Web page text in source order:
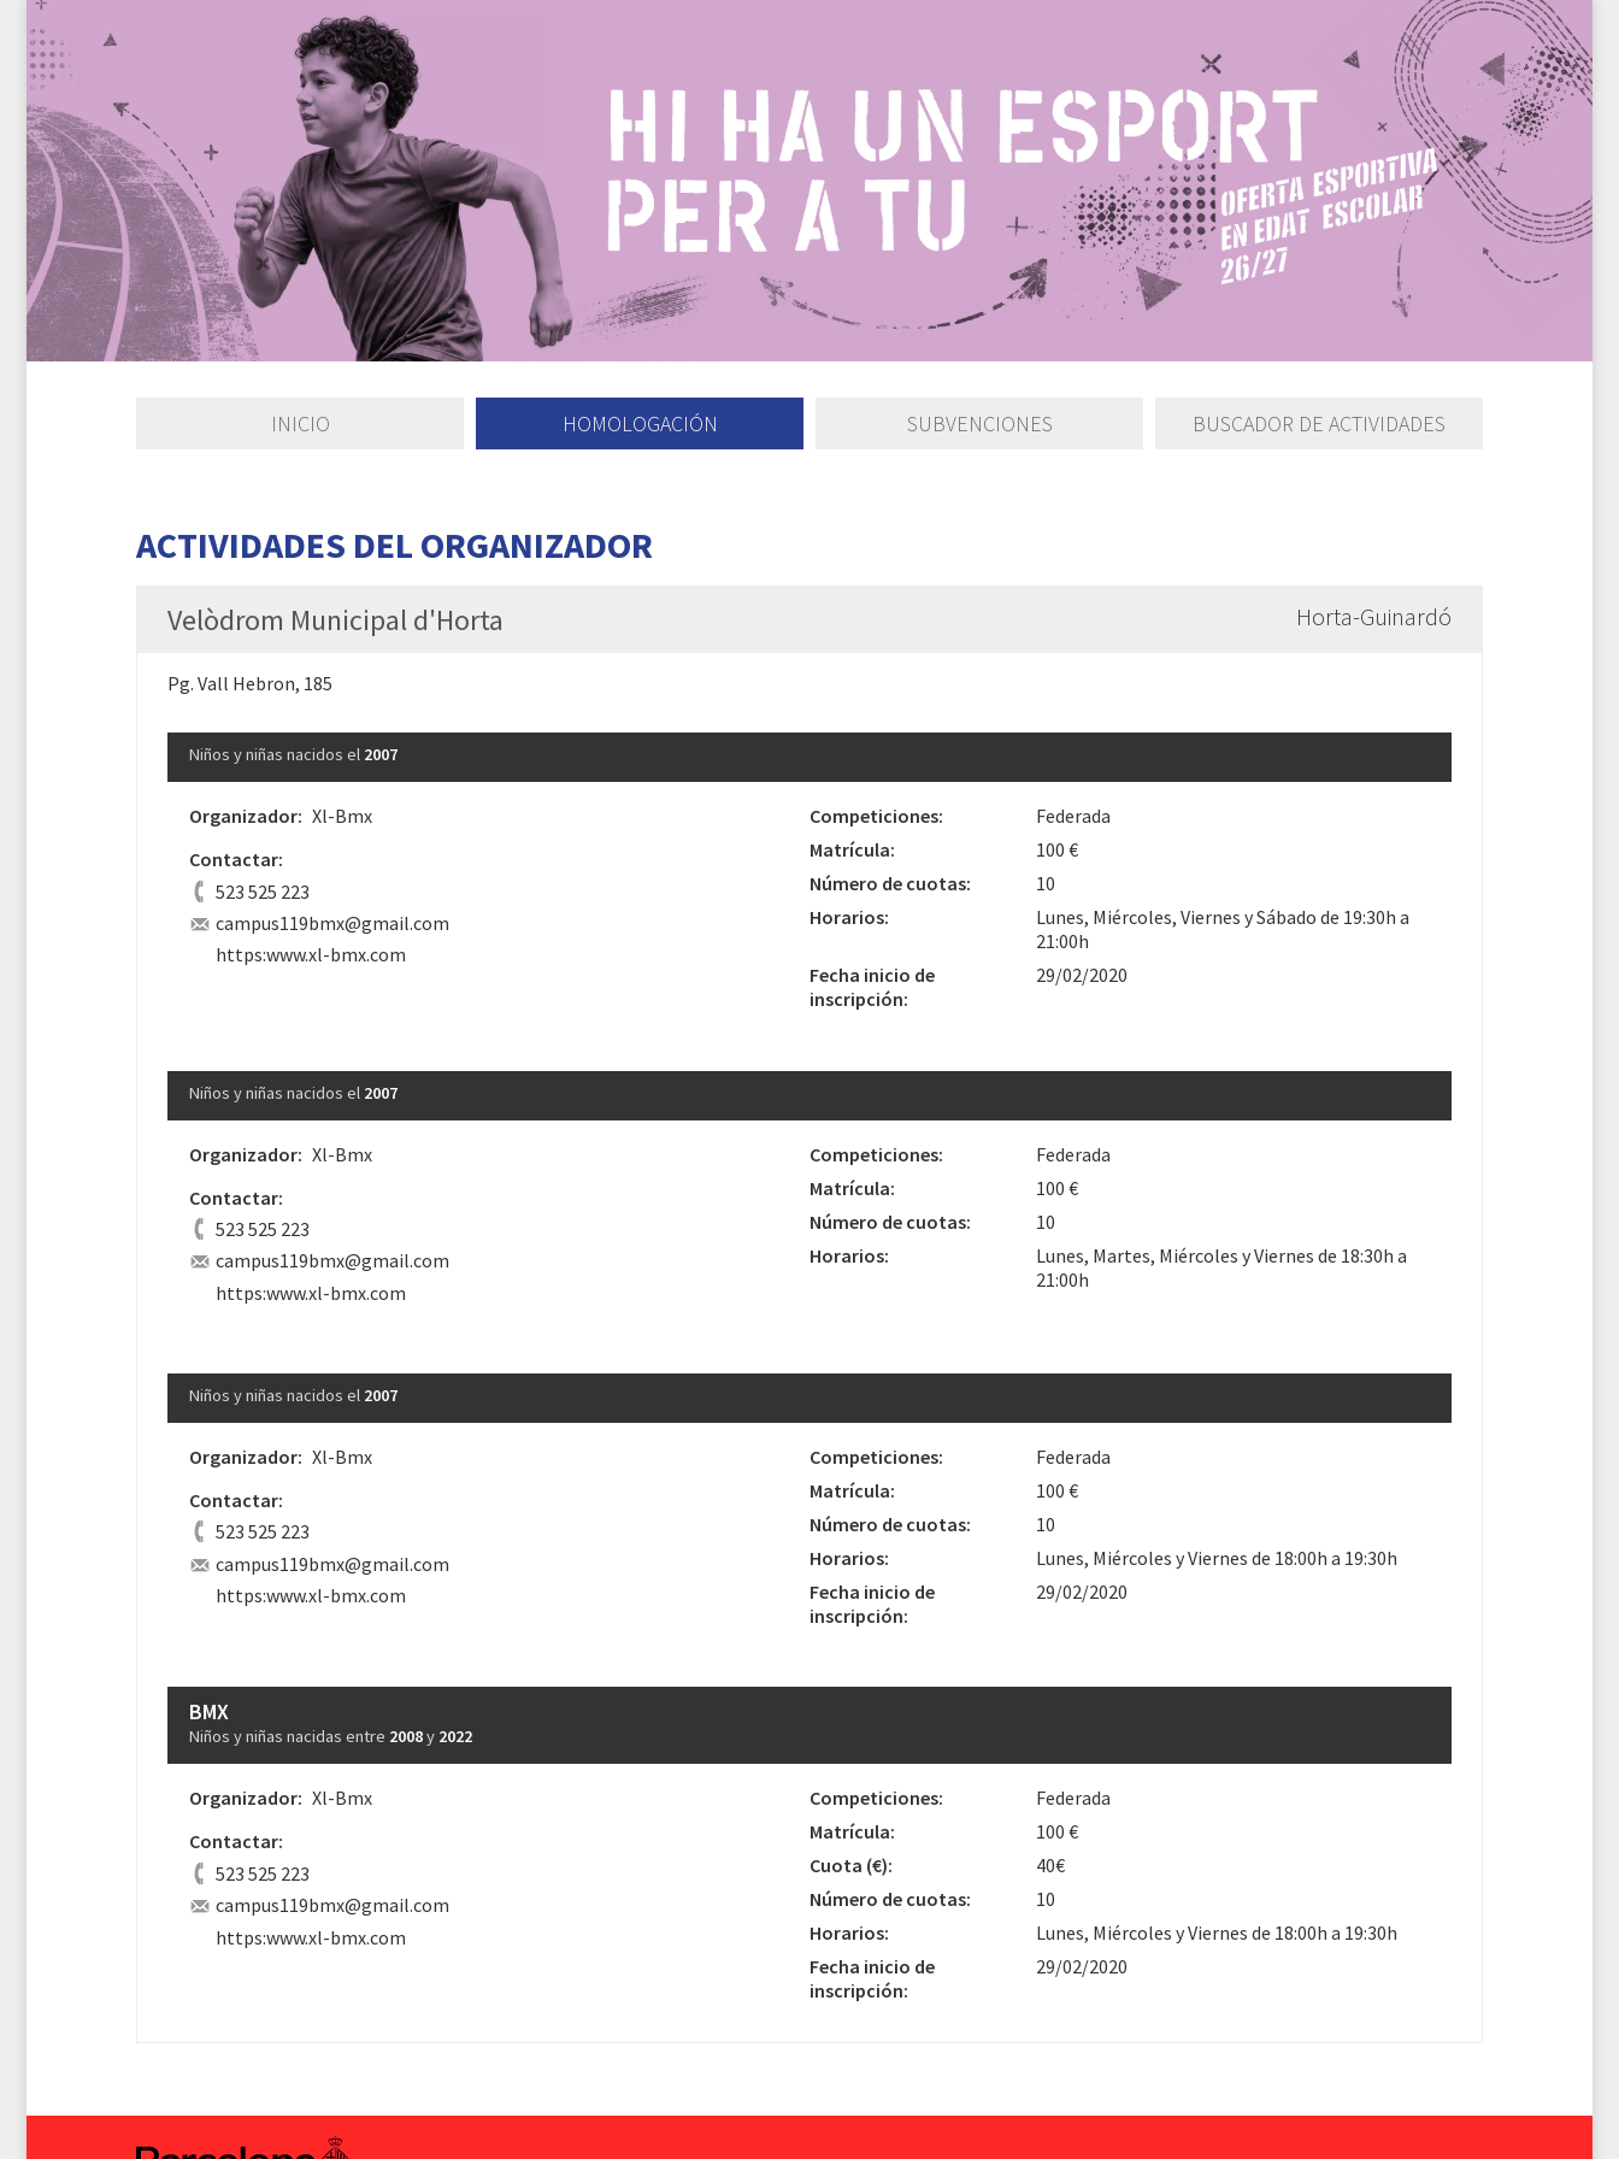
INICIO HOMOLOGACIÓN SUBVENCIONES BUSCADOR DE ACTIVIDADES
ACTIVIDADES DEL ORGANIZADOR
Velòdrom Municipal d'Horta Horta-Guinardó
Pg. Vall Hebron, 185
Niños y niñas nacidos el 2007
Organizador: Xl-Bmx
Contactar:
523 525 223
campus119bmx@gmail.com
https:www.xl-bmx.com
Competiciones:
Federada
Matrícula:
100 €
Número de cuotas:
10
Horarios:
Lunes, Miércoles, Viernes y Sábado de 19:30h a
21:00h
Fecha inicio de
inscripción:
29/02/2020
Niños y niñas nacidos el 2007
Organizador: Xl-Bmx
Contactar:
523 525 223
campus119bmx@gmail.com
https:www.xl-bmx.com
Competiciones:
Federada
Matrícula:
100 €
Número de cuotas:
10
Horarios:
Lunes, Martes, Miércoles y Viernes de 18:30h a
21:00h
Niños y niñas nacidos el 2007
Organizador: Xl-Bmx
Contactar:
523 525 223
campus119bmx@gmail.com
https:www.xl-bmx.com
Competiciones:
Federada
Matrícula:
100 €
Número de cuotas:
10
Horarios:
Lunes, Miércoles y Viernes de 18:00h a 19:30h
Fecha inicio de
inscripción:
29/02/2020
BMX
Niños y niñas nacidas entre 2008y 2022
Organizador: Xl-Bmx
Contactar:
523 525 223
campus119bmx@gmail.com
https:www.xl-bmx.com
Competiciones:
Federada
Matrícula:
100 €
Cuota (€):
40€
Número de cuotas:
10
Horarios:
Lunes, Miércoles y Viernes de 18:00h a 19:30h
Fecha inicio de
inscripción:
29/02/2020